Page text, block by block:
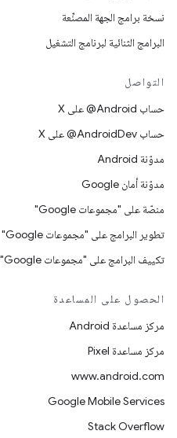
نسخة برامج الجهة المصنِّعة
البرامج الثنائية لبرنامج التشغيل
التواصل
حساب ‎@Android على X
حساب ‎@AndroidDev على X
مدوّنة Android
مدوّنة أمان Google
منصّة على "مجموعات Google"
تطوير البرامج على "مجموعات Google"
تكييف البرامج على "مجموعات Google"
الحصول على المساعدة
مركز مساعدة Android
مركز مساعدة Pixel
www.android.com
Google Mobile Services
Stack Overflow